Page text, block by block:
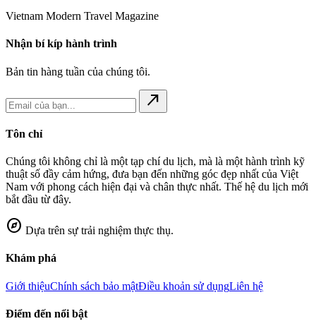
Vietnam Modern Travel Magazine
Nhận bí kíp hành trình
Bản tin hàng tuần của chúng tôi.
north_east
Tôn chỉ
Chúng tôi không chỉ là một tạp chí du lịch, mà là một hành trình kỹ
thuật số đầy cảm hứng, đưa bạn đến những góc đẹp nhất của Việt
Nam với phong cách hiện đại và chân thực nhất. Thế hệ du lịch mới
bắt đầu từ đây.
explore Dựa trên sự trải nghiệm thực thụ.
Khám phá
Giới thiệuChính sách bảo mậtĐiều khoản sử dụngLiên hệ
Điểm đến nổi bật